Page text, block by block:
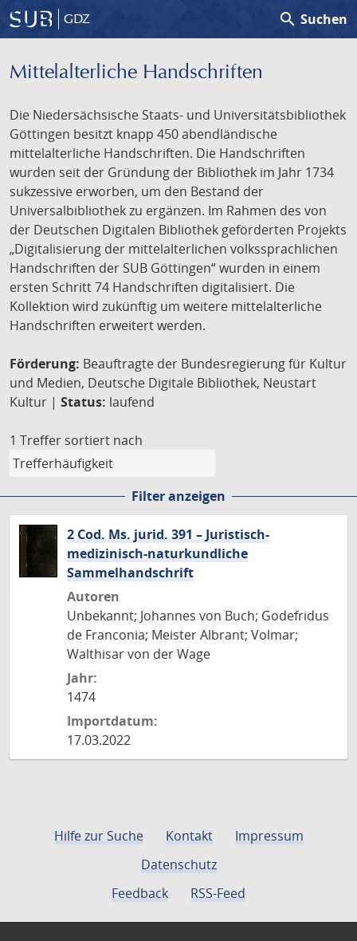
GDZ search Suchen
Mittelalterliche Handschriften
Die Niedersächsische Staats- und Universitätsbibliothek
Göttingen besitzt knapp 450 abendländische
mittelalterliche Handschriften. Die Handschriften
wurden seit der Gründung der Bibliothek im Jahr 1734
sukzessive erworben, um den Bestand der
Universalbibliothek zu ergänzen. Im Rahmen des von
der Deutschen Digitalen Bibliothek geförderten Projekts
„Digitalisierung der mittelalterlichen volkssprachlichen
Handschriften der SUB Göttingen“ wurden in einem
ersten Schritt 74 Handschriften digitalisiert. Die
Kollektion wird zukünftig um weitere mittelalterliche
Handschriften erweitert werden.
Förderung: Beauftragte der Bundesregierung für Kultur
und Medien, Deutsche Digitale Bibliothek, Neustart
Kultur | Status: laufend
1 Treffer sortiert nach
Filter anzeigen
2 Cod. Ms. jurid. 391 – Juristisch-
medizinisch-naturkundliche
Sammelhandschrift
Autoren
Unbekannt; Johannes von Buch; Godefridus
de Franconia; Meister Albrant; Volmar;
Walthisar von der Wage
Jahr:
1474
Importdatum:
17.03.2022
Hilfe zur Suche Kontakt
Impressum
Datenschutz
Feedback
RSS-Feed